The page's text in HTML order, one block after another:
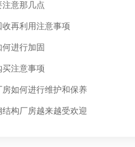
意那几点
再利用注意事项
进行加固
注意事项
房如何进行维护和保养
结构厂房越来越受欢迎